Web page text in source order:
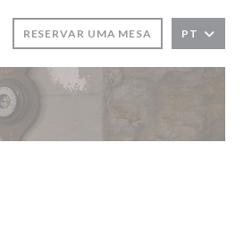
RESERVAR UMA MESA PT